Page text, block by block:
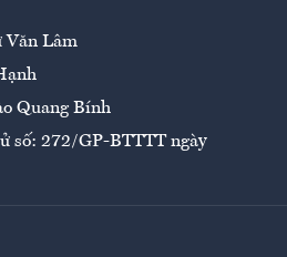
Văn Lâm
Quang Bính
số: 272/GP-BTTTT ngày